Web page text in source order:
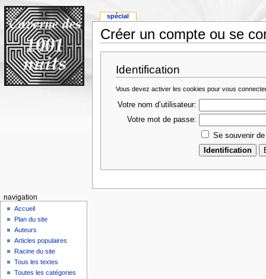
Créer un compte ou se
Identification
Vous devez activer les cookies pour vous
Votre nom d’utilisateur:
Votre mot de passe:
Se souvenir
spécial
navigation
Accueil
Plan du site
Auteurs
Articles populaires
Racine du site
Tous les textes
Toutes les catégories